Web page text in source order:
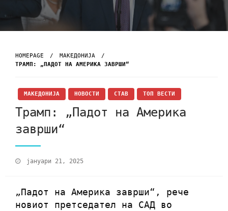
HOMEPAGE
МАКЕДОНИЈА
ТРАМП: „ПАДОТ НА АМЕРИКА ЗАВРШИ“
МАКЕДОНИЈА НОВОСТИ СТАВ ТОП ВЕСТИ
Трамп: „Падот на Америка
заврши“
јануари 21, 2025
„Падот на Америка заврши“, рече
новиот претседател на САД во